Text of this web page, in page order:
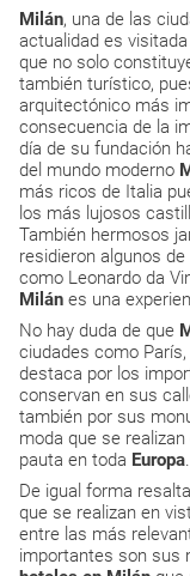
Milán, una de las
actualidad es
que no solo
también turístico,
arquitectónico más
consecuencia de la
día de su fundación
del mundo moderno
más ricos de Italia
los más lujosos
También hermosos
residieron algunos
como Leonardo da
Milán es una
No hay duda de que
ciudades como
destaca por los
conservan en sus
también por sus
moda que se
pauta en toda Europa.
De igual forma
que se realizan en
entre las más
importantes son sus